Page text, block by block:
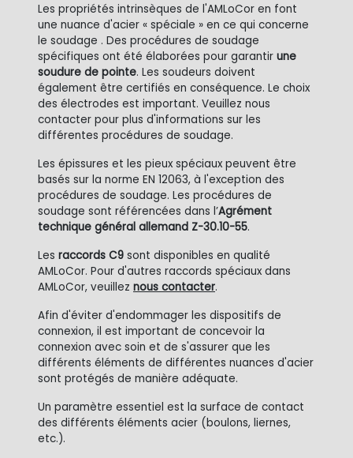
Les propriétés intrinsèques de l'AMLoCor en font
une nuance d'acier « spéciale » en ce qui concerne
le soudage . Des procédures de soudage
spécifiques ont été élaborées pour garantir une
soudure de pointe. Les soudeurs doivent
également être certifiés en conséquence. Le choix
des électrodes est important. Veuillez nous
contacter pour plus d'informations sur les
différentes procédures de soudage.
Les épissures et les pieux spéciaux peuvent être
basés sur la norme EN 12063, à l'exception des
procédures de soudage. Les procédures de
soudage sont référencées dans l’Agrément
technique général allemand Z-30.10-55.
Les raccords C9 sont disponibles en qualité
AMLoCor. Pour d'autres raccords spéciaux dans
AMLoCor, veuillez nous contacter.
Afin d'éviter d'endommager les dispositifs de
connexion, il est important de concevoir la
connexion avec soin et de s'assurer que les
différents éléments de différentes nuances d'acier
sont protégés de manière adéquate.
Un paramètre essentiel est la surface de contact
des différents éléments acier (boulons, liernes,
etc.).